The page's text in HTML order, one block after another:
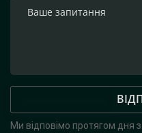
Ми відповімо протягом дня